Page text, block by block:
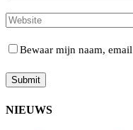
Bewaar mijn naam,
NIEUWS